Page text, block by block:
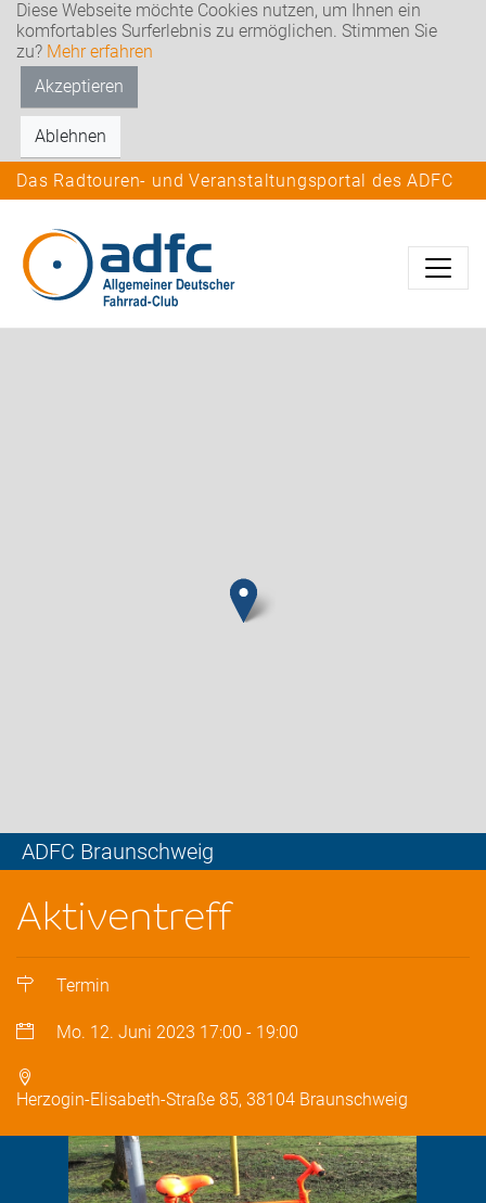
Diese Webseite möchte Cookies nutzen, um Ihnen ein
komfortables Surferlebnis zu ermöglichen. Stimmen Sie
zu? Mehr erfahren
Akzeptieren
Ablehnen
Das Radtouren- und Veranstaltungsportal des ADFC
ADFC Braunschweig
Aktiventreff
Termin
Mo. 12. Juni 2023 17:00 - 19:00
Herzogin-Elisabeth-Straße 85, 38104 Braunschweig